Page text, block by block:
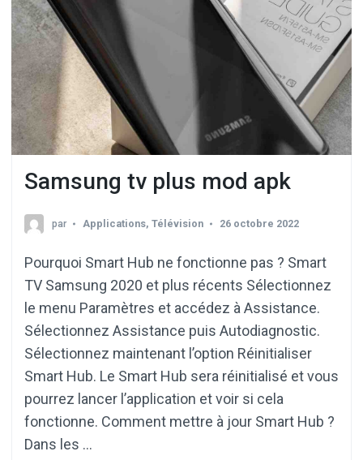
Samsung tv plus mod apk
par Applications, Télévision 26 octobre 2022
Pourquoi Smart Hub ne fonctionne pas ? Smart
TV Samsung 2020 et plus récents Sélectionnez
le menu Paramètres et accédez à Assistance.
Sélectionnez Assistance puis Autodiagnostic.
Sélectionnez maintenant l’option Réinitialiser
Smart Hub. Le Smart Hub sera réinitialisé et vous
pourrez lancer l’application et voir si cela
fonctionne. Comment mettre à jour Smart Hub ?
Dans les …